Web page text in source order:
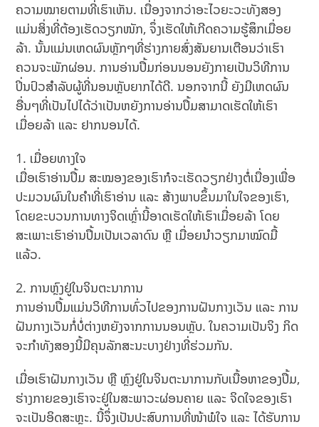
ຄວາມ​ໝາຍ​ຕາມ​ທີ່​ເຮົາ​ເຫັນ. ເນື່ອງຈາກວ່າອະໄວຍະວະທັງສອງ
ແມ່ນສິ່ງທີ່ຕ້ອງເຮັດວຽກໜັກ, ຈຶ່ງເຮັດໃຫ້ເກີດຄວາມຮູ້ສຶກເມື່ອຍ
ລ້າ. ນັ້ນແມ່ນເຫດຜົນຫຼັກໆທີ່ຮ່າງກາຍສົ່ງສັນຍານເຕືອນວ່າເຮົາ
ຄວນຈະພັກຜ່ອນ. ການອ່ານປຶ້ມກ່ອນນອນຍັງກາຍເປັນວິທີການ
ປິ່ນປົວສຳລັບຜູ້ທີ່ນອນຫຼັບຍາກໄດ້ດີ. ນອກຈາກນີ້ ຍັງມີເຫດຜົນ
ອື່ນໆທີ່ເປັນໄປໄດ້ວ່າເປັນຫຍັງການອ່ານປຶ້ມສາມາດເຮັດໃຫ້ເຮົາ
ເມື່ອຍລ້າ ແລະ ຢາກນອນໄດ້.
ເມື່ອຍທາງໃຈ
ເມື່ອເຮົາອ່ານປຶ້ມ ສະໝອງຂອງເຮົາກໍຈະເຮັດວຽກຢ່າງຕໍ່ເນື່ອງເພື່ອ
ປະມວນຜົນໃນຄຳທີ່ເຮົາອ່ານ ແລະ ສ້າງພາບຂຶ້ນມາໃນໃຈຂອງເຮົາ,
ໂດຍຂະບວນການທາງຈິດເຫຼົ່ານີ້ອາດເຮັດໃຫ້ເຮົາເມື່ອຍລ້າ ໂດຍ
ສະເພາະເຮົາອ່ານປຶ້ມເປັນເວລາດົນ ຫຼື ເມື່ອຍນຳວຽກມາໝົດມື້
ແລ້ວ.
ການຫຼົງຢູ່ໃນຈິນຕະນາການ
ການອ່ານປຶ້ມແມ່ນວິທີການທົ່ວໄປຂອງການຝັນກາງເວັນ ແລະ ການ
ຝັນກາງເວັນກໍ່ບໍ່ຕ່າງຫຍັງຈາກການນອນຫຼັບ. ໃນ​ຄວາມ​ເປັນ​ຈິງ ກິດ
ຈະກໍາທັງສອງນີ້ມີຄຸນລັກສະນະບາງຢ່າງທີ່ຮ່ວມກັນ.
ເມື່ອເຮົາຝັນກາງເວັນ ຫຼື ຫຼົງຢູ່ໃນຈິນຕະນາການກັບເນື້ອຫາຂອງປຶ້ມ,
ຮ່າງ​ກາຍ​ຂອງ​ເຮົາ​ຈະ​ຢູ່​ໃນ​ສະ​ພາວະ​ຜ່ອນ​ຄາຍ​ ແລະ​ ຈິດ​ໃຈ​ຂອງ​ເຮົາ​
ຈະ​ເປັນ​ອິດ​ສະ​ຫຼະ​. ນີ້ຈຶ່ງເປັນປະສົບການທີ່ໜ້າພໍໃຈ ແລະ ໄດ້ຮັບການ